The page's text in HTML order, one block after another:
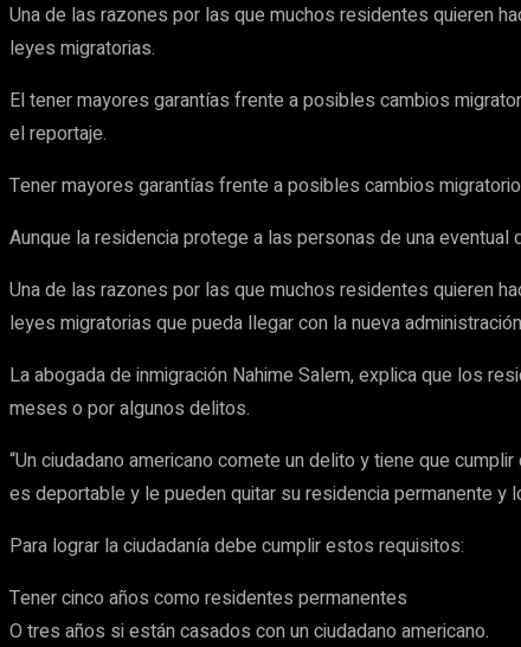
Una de las razones por las que muchos residentes quieren
leyes migratorias.
El tener mayores garantías frente a posibles cambios
el reportaje.
Tener mayores garantías frente a posibles cambios
Aunque la residencia protege a las personas de una
Una de las razones por las que muchos residentes quieren
leyes migratorias que pueda llegar con la nueva
La abogada de inmigración Nahime Salem, explica que los
meses o por algunos delitos.
“Un ciudadano americano comete un delito y tiene que
es deportable y le pueden quitar su residencia permanente y
Para lograr la ciudadanía debe cumplir estos requisitos:
Tener cinco años como residentes permanentes
O tres años si están casados con un ciudadano americano.